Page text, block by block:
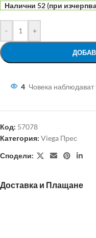
Налични 52 (при
- +
4 Човека наблюдават
Код: 57078
Категория: Viega Прес
Сподели:
Доставка и Плащане